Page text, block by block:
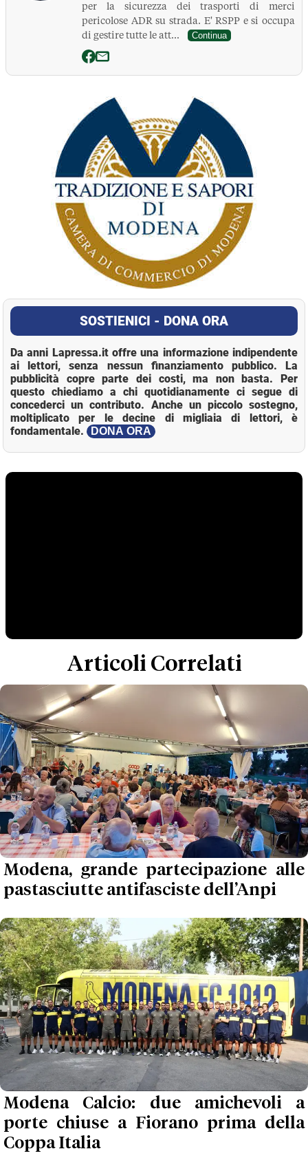
per la sicurezza dei trasporti di merci
pericolose ADR su strada. E' RSPP e si occupa
di gestire tutte le att...
Continua
SOSTIENICI - DONA ORA
Da anni Lapressa.it offre una informazione indipendente
ai lettori, senza nessun finanziamento pubblico. La
pubblicità copre parte dei costi, ma non basta. Per
questo chiediamo a chi quotidianamente ci segue di
concederci un contributo. Anche un piccolo sostegno,
moltiplicato per le decine di migliaia di lettori, è
fondamentale.
DONA ORA
Articoli Correlati
Modena, grande partecipazione alle
pastasciutte antifasciste dell’Anpi
Modena Calcio: due amichevoli a
porte chiuse a Fiorano prima della
Coppa Italia